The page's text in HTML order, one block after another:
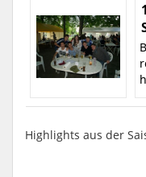
Highlights aus der